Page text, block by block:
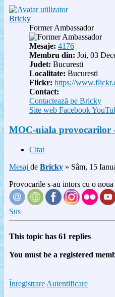
Bricky
Former Ambassador
Mesaje: 4176
Membru din: Joi, 03
Judet: Bucuresti
Localitate: Bucuresti
Flickr: https://
Contact:
Contactează pe Bricky
Site web Facebook
MOC-uiala provocarilor
Citat
Mesaj de Bricky » Sâm, 15
Provocarile s-au intors cu o
Sus
This topic has 61 replies
You must be a registered
Înregistrare Autentificare